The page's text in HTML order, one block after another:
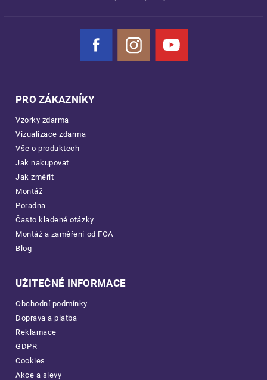
Facebook Instagram YouTube
PRO ZÁKAZNÍKY
Vzorky zdarma
Vizualizace zdarma
Vše o produktech
Jak nakupovat
Jak změřit
Montáž
Poradna
Často kladené otázky
Montáž a zaměření od FOA
Blog
UŽITEČNÉ INFORMACE
Obchodní podmínky
Doprava a platba
Reklamace
GDPR
Cookies
Akce a slevy